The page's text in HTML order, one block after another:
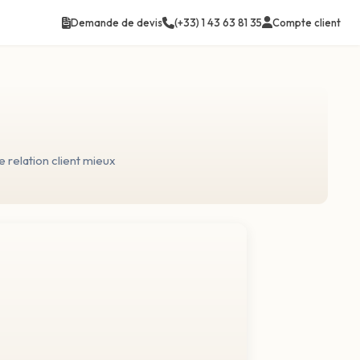
Demande de devis (+33) 1 43 63 81 35 Compte client
relation client mieux